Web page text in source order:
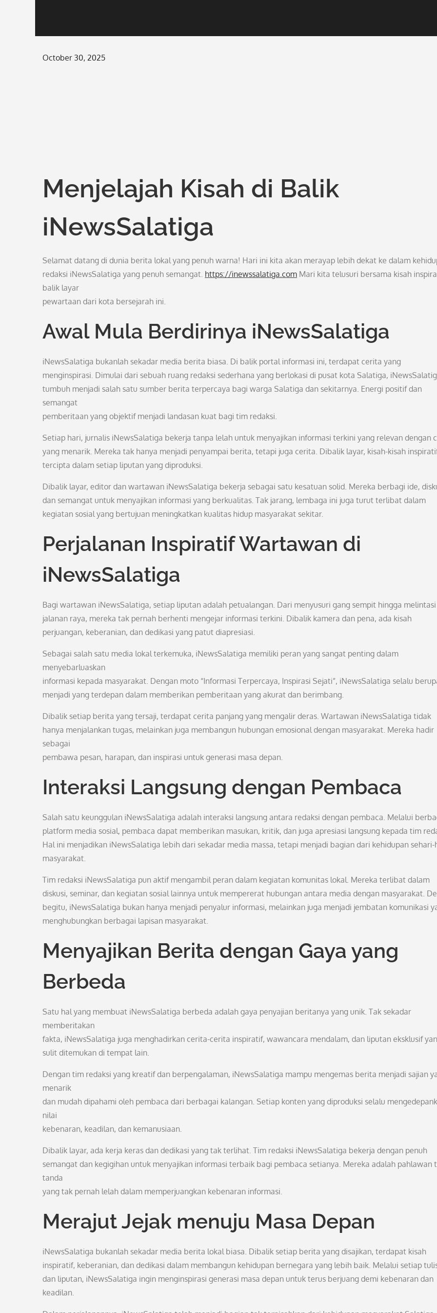
Posted
October 30, 2025
Menjelajah Kisah di Balik
iNewsSalatiga
Selamat datang di dunia berita lokal yang penuh warna! Hari ini kita akan merayap lebih dekat ke dalam
redaksi iNewsSalatiga yang penuh semangat. https://inewssalatiga.com Mari kita telusuri bersama kisah
balik layar
pewartaan dari kota bersejarah ini.
Awal Mula Berdirinya iNewsSalatiga
iNewsSalatiga bukanlah sekadar media berita biasa. Di balik portal informasi ini, terdapat cerita yang
menginspirasi. Dimulai dari sebuah ruang redaksi sederhana yang berlokasi di pusat kota Salatiga,
tumbuh menjadi salah satu sumber berita terpercaya bagi warga Salatiga dan sekitarnya. Energi positif dan
semangat
pemberitaan yang objektif menjadi landasan kuat bagi tim redaksi.
Setiap hari, jurnalis iNewsSalatiga bekerja tanpa lelah untuk menyajikan informasi terkini yang relevan dengan
yang menarik. Mereka tak hanya menjadi penyampai berita, tetapi juga cerita. Dibalik layar, kisah-kisah
tercipta dalam setiap liputan yang diproduksi.
Dibalik layar, editor dan wartawan iNewsSalatiga bekerja sebagai satu kesatuan solid. Mereka berbagi ide,
dan semangat untuk menyajikan informasi yang berkualitas. Tak jarang, lembaga ini juga turut terlibat dalam
kegiatan sosial yang bertujuan meningkatkan kualitas hidup masyarakat sekitar.
Perjalanan Inspiratif Wartawan di
iNewsSalatiga
Bagi wartawan iNewsSalatiga, setiap liputan adalah petualangan. Dari menyusuri gang sempit hingga melintasi
jalanan raya, mereka tak pernah berhenti mengejar informasi terkini. Dibalik kamera dan pena, ada kisah
perjuangan, keberanian, dan dedikasi yang patut diapresiasi.
Sebagai salah satu media lokal terkemuka, iNewsSalatiga memiliki peran yang sangat penting dalam
menyebarluaskan
informasi kepada masyarakat. Dengan moto “Informasi Terpercaya, Inspirasi Sejati”, iNewsSalatiga selalu
menjadi yang terdepan dalam memberikan pemberitaan yang akurat dan berimbang.
Dibalik setiap berita yang tersaji, terdapat cerita panjang yang mengalir deras. Wartawan iNewsSalatiga tidak
hanya menjalankan tugas, melainkan juga membangun hubungan emosional dengan masyarakat. Mereka hadir
sebagai
pembawa pesan, harapan, dan inspirasi untuk generasi masa depan.
Interaksi Langsung dengan Pembaca
Salah satu keunggulan iNewsSalatiga adalah interaksi langsung antara redaksi dengan pembaca. Melalui
platform media sosial, pembaca dapat memberikan masukan, kritik, dan juga apresiasi langsung kepada tim
Hal ini menjadikan iNewsSalatiga lebih dari sekadar media massa, tetapi menjadi bagian dari kehidupan sehari-
masyarakat.
Tim redaksi iNewsSalatiga pun aktif mengambil peran dalam kegiatan komunitas lokal. Mereka terlibat dalam
diskusi, seminar, dan kegiatan sosial lainnya untuk mempererat hubungan antara media dengan masyarakat.
begitu, iNewsSalatiga bukan hanya menjadi penyalur informasi, melainkan juga menjadi jembatan komunikasi
menghubungkan berbagai lapisan masyarakat.
Menyajikan Berita dengan Gaya yang
Berbeda
Satu hal yang membuat iNewsSalatiga berbeda adalah gaya penyajian beritanya yang unik. Tak sekadar
memberitakan
fakta, iNewsSalatiga juga menghadirkan cerita-cerita inspiratif, wawancara mendalam, dan liputan eksklusif
sulit ditemukan di tempat lain.
Dengan tim redaksi yang kreatif dan berpengalaman, iNewsSalatiga mampu mengemas berita menjadi sajian
menarik
dan mudah dipahami oleh pembaca dari berbagai kalangan. Setiap konten yang diproduksi selalu
nilai
kebenaran, keadilan, dan kemanusiaan.
Dibalik layar, ada kerja keras dan dedikasi yang tak terlihat. Tim redaksi iNewsSalatiga bekerja dengan penuh
semangat dan kegigihan untuk menyajikan informasi terbaik bagi pembaca setianya. Mereka adalah pahlawan
tanda
yang tak pernah lelah dalam memperjuangkan kebenaran informasi.
Merajut Jejak menuju Masa Depan
iNewsSalatiga bukanlah sekadar media berita lokal biasa. Dibalik setiap berita yang disajikan, terdapat kisah
inspiratif, keberanian, dan dedikasi dalam membangun kehidupan bernegara yang lebih baik. Melalui setiap
dan liputan, iNewsSalatiga ingin menginspirasi generasi masa depan untuk terus berjuang demi kebenaran dan
keadilan.